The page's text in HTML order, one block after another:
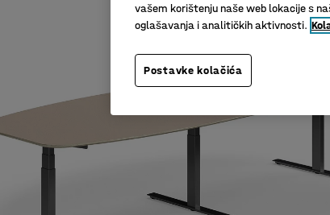
vašem korištenju naše web lokacije s
oglašavanja i analitičkih aktivnosti.
Postavke kolačića